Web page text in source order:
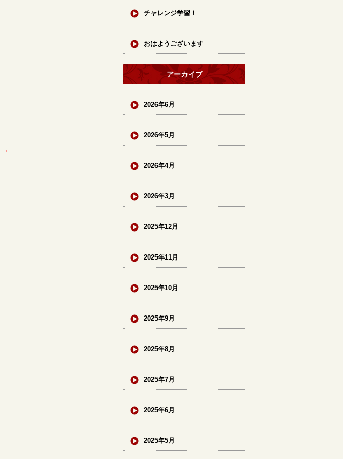
→
チャレンジ学習！
おはようございます
アーカイブ
2026年6月
2026年5月
2026年4月
2026年3月
2025年12月
2025年11月
2025年10月
2025年9月
2025年8月
2025年7月
2025年6月
2025年5月